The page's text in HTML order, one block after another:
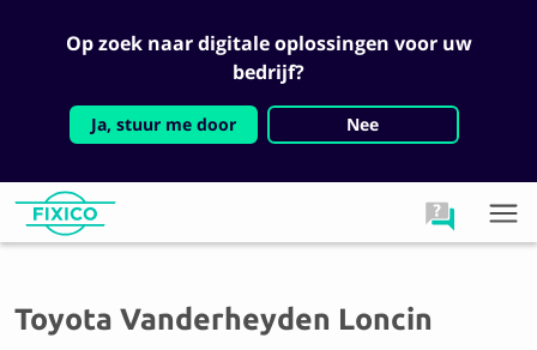
Op zoek naar digitale oplossingen voor uw
bedrijf?
Ja, stuur me door Nee
Toyota Vanderheyden Loncin